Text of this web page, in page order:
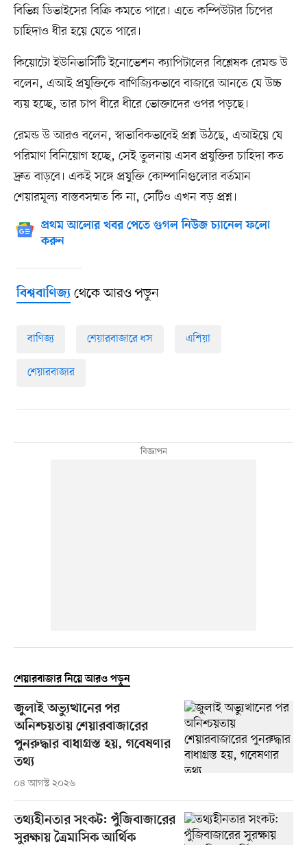
বিভিন্ন ডিভাইসের বিক্রি কমতে পারে। এতে কম্পিউটার চিপের
চাহিদাও ধীর হয়ে যেতে পারে।
কিয়োটো ইউনিভার্সিটি ইনোভেশন ক্যাপিটালের বিশ্লেষক রেমন্ড উ
বলেন, এআই প্রযুক্তিকে বাণিজ্যিকভাবে বাজারে আনতে যে উচ্চ
ব্যয় হচ্ছে, তার চাপ ধীরে ধীরে ভোক্তাদের ওপর পড়ছে।
রেমন্ড উ আরও বলেন, স্বাভাবিকভাবেই প্রশ্ন উঠছে, এআইয়ে যে
পরিমাণ বিনিয়োগ হচ্ছে, সেই তুলনায় এসব প্রযুক্তির চাহিদা কত
দ্রুত বাড়বে। একই সঙ্গে প্রযুক্তি কোম্পানিগুলোর বর্তমান
শেয়ারমূল্য বাস্তবসম্মত কি না, সেটিও এখন বড় প্রশ্ন।
প্রথম আলোর খবর পেতে গুগল নিউজ চ্যানেল ফলো
করুন
বিশ্ববাণিজ্যথেকে আরও পড়ুন
বাণিজ্য শেয়ারবাজারে ধস এশিয়া
শেয়ারবাজার
শেয়ারবাজার নিয়ে আরও পড়ুন
জুলাই অভ্যুত্থানের পর
অনিশ্চয়তায় শেয়ারবাজারের
পুনরুদ্ধার বাধাগ্রস্ত হয়, গবেষণার
তথ্য
০৪ আগস্ট ২০২৬
তথ্যহীনতার সংকট: পুঁজিবাজারের
সুরক্ষায় ত্রৈমাসিক আর্থিক